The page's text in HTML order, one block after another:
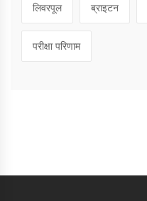
लिवरपूल ब्राइटन
परीक्षा परिणाम